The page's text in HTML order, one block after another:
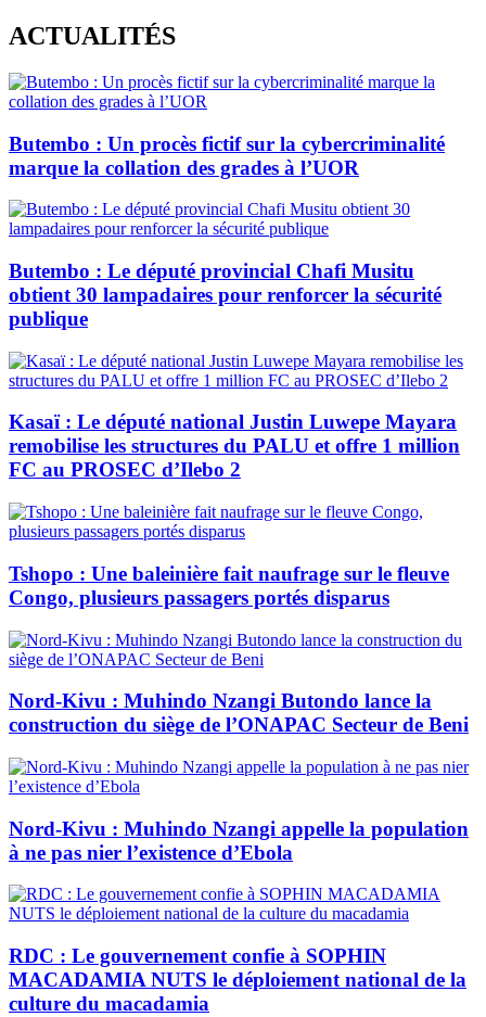
Skip
to
content
ACTUALITÉS
Butembo : Un procès fictif sur la cybercriminalité
marque la collation des grades à l’UOR
Butembo : Le député provincial Chafi Musitu
obtient 30 lampadaires pour renforcer la sécurité
publique
Kasaï : Le député national Justin Luwepe Mayara
remobilise les structures du PALU et offre 1 million
FC au PROSEC d’Ilebo 2
Tshopo : Une baleinière fait naufrage sur le fleuve
Congo, plusieurs passagers portés disparus
Nord-Kivu : Muhindo Nzangi Butondo lance la
construction du siège de l’ONAPAC Secteur de Beni
Nord-Kivu : Muhindo Nzangi appelle la population
à ne pas nier l’existence d’Ebola
RDC : Le gouvernement confie à SOPHIN
MACADAMIA NUTS le déploiement national de la
culture du macadamia